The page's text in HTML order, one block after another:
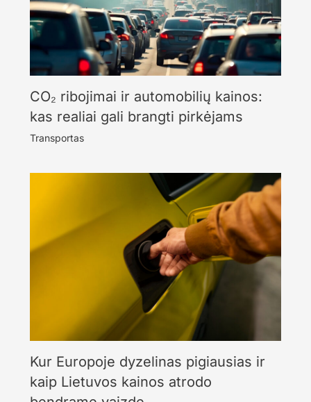
CO₂ ribojimai ir automobilių kainos:
kas realiai gali brangti pirkėjams
Transportas
Kur Europoje dyzelinas pigiausias ir
kaip Lietuvos kainos atrodo